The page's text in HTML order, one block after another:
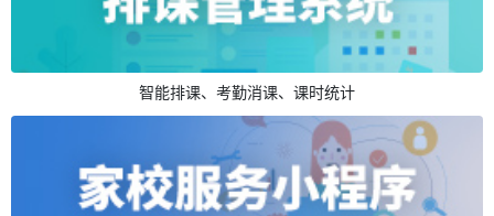
智能排课、考勤消课、课时统计